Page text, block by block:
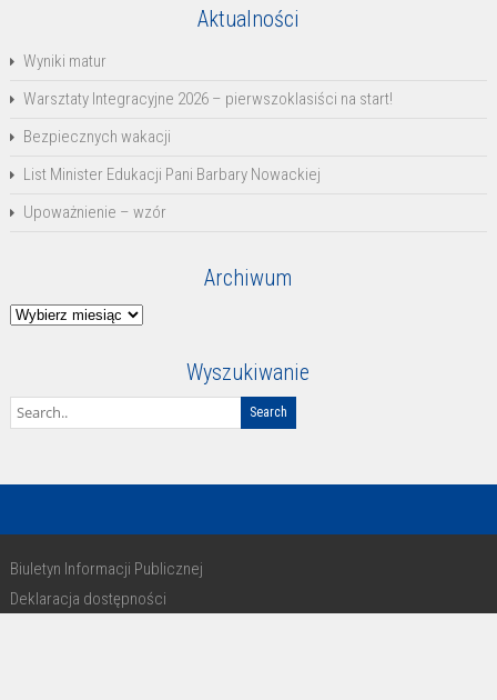
Aktualności
Wyniki matur
Warsztaty Integracyjne 2026 – pierwszoklasiści na start!
Bezpiecznych wakacji
List Minister Edukacji Pani Barbary Nowackiej
Upoważnienie – wzór
Archiwum
Archiwum
Wyszukiwanie
Biuletyn Informacji Publicznej
Deklaracja dostępności